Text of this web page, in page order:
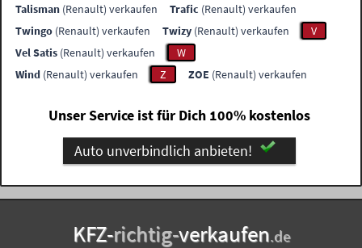
Talisman (Renault) verkaufen Trafic (Renault) verkaufen
Twingo (Renault) verkaufen Twizy (Renault) verkaufen
V
Vel Satis (Renault) verkaufen
W
Wind (Renault) verkaufen Z ZOE (Renault) verkaufen
Unser Service ist für Dich 100% kostenlos
Auto unverbindlich anbieten!
KFZ-richtig-verkaufen.de